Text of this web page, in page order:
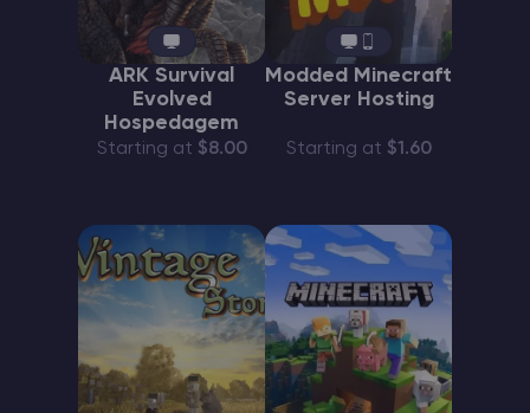
ARK Survival
Evolved
Hospedagem
Starting at $8.00
Modded Minecraft
Server Hosting
Starting at $1.60